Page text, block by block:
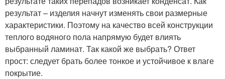
результат – изделия начнут изменять свои размерные
характеристики. Поэтому на качество всей конструкции
теплого водяного пола напрямую будет влиять
выбранный ламинат. Так какой же выбрать? Ответ
прост: следует брать более тонкое и устойчивое к влаге
покрытие.